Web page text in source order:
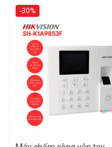
-30%